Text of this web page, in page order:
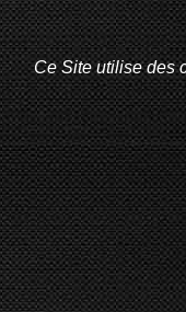
Ce Site utilise des